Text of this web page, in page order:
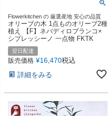
Flowerkitchen の 厳選産地 安心の品質
オリーブの木 1点ものオリーブ2種
植え 【F】ネバディロブランコ×
シプレッシーノ 一点物 FKTK
翌日配達
販売価格 ¥16,470税込
詳細をみる